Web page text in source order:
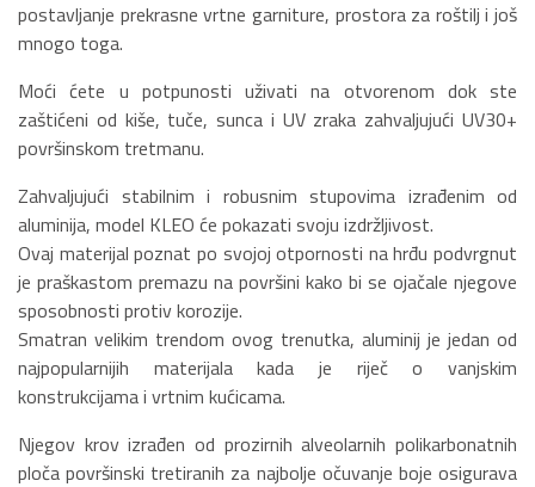
postavljanje prekrasne vrtne garniture, prostora za roštilj i još
mnogo toga.
Moći ćete u potpunosti uživati na otvorenom dok ste
zaštićeni od kiše, tuče, sunca i UV zraka zahvaljujući UV30+
površinskom tretmanu.
Zahvaljujući stabilnim i robusnim stupovima izrađenim od
aluminija, model KLEO će pokazati svoju izdržljivost.
Ovaj materijal poznat po svojoj otpornosti na hrđu podvrgnut
je praškastom premazu na površini kako bi se ojačale njegove
sposobnosti protiv korozije.
Smatran velikim trendom ovog trenutka, aluminij je jedan od
najpopularnijih materijala kada je riječ o vanjskim
konstrukcijama i vrtnim kućicama.
Njegov krov izrađen od prozirnih alveolarnih polikarbonatnih
ploča površinski tretiranih za najbolje očuvanje boje osigurava